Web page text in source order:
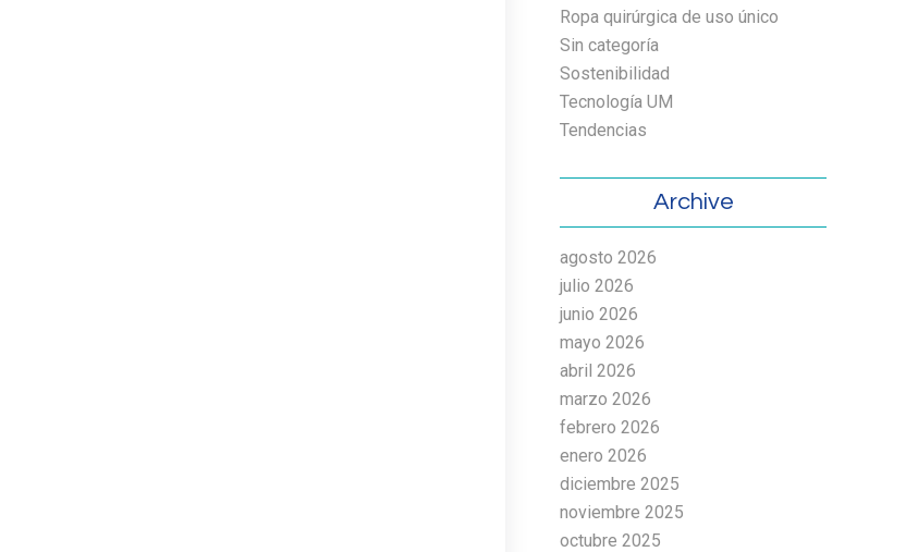
Ropa quirúrgica de uso único
Sin categoría
Sostenibilidad
Tecnología UM
Tendencias
Archive
agosto 2026
julio 2026
junio 2026
mayo 2026
abril 2026
marzo 2026
febrero 2026
enero 2026
diciembre 2025
noviembre 2025
octubre 2025